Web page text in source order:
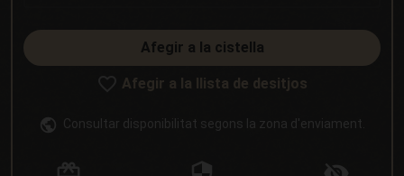
Afegir a la cistella
Afegir a la llista de desitjos
Consultar disponibilitat segons la zona d'enviament.